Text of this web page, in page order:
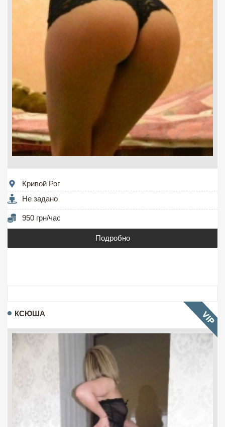
Кривой Рог
Не задано
950 грн/час
Подробно
КСЮША